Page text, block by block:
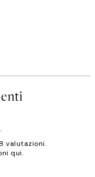
valutazioni.
qui.